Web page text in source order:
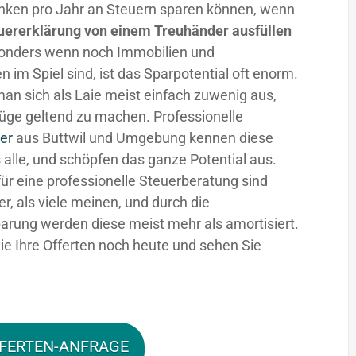
pro Jahr an Steuern sparen können, wenn
von einem Treuhänder ausfüllen
wenn noch Immobilien und
im Spiel sind, ist das Sparpotential oft enorm.
sich als Laie meist einfach zuwenig aus,
geltend zu machen. Professionelle
aus Buttwil und Umgebung kennen diese
und schöpfen das ganze Potential aus.
eine professionelle Steuerberatung sind
als viele meinen, und durch die
werden diese meist mehr als amortisiert.
Ihre Offerten noch heute und sehen Sie
ANFRAGE